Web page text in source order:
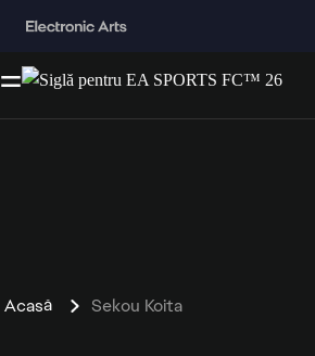
Acasă Sekou Koita